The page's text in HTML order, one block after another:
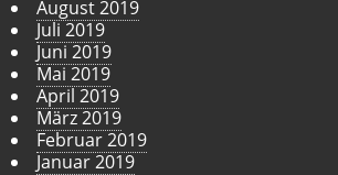
August 2019
Juli 2019
Juni 2019
Mai 2019
April 2019
März 2019
Februar 2019
Januar 2019